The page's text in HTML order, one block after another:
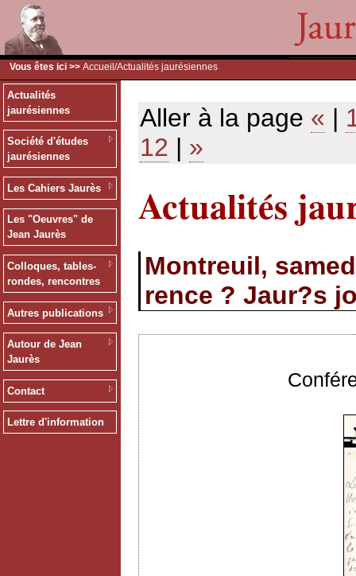
Vous êtes ici >> Accueil /Actualités jaurésiennes
Actualités
jaurésiennes
Société d'études
jaurésiennes
Les Cahiers Jaurès
Les "Oeuvres" de
Jean Jaurès
Colloques, tables-
rondes, rencontres
Autres publications
Autour de Jean
Jaurès
Contact
Lettre d'information
Aller à la page « |
12 | »
Actualités
Montreuil,
rence ? Jaur?s